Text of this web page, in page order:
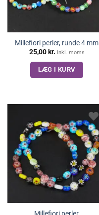
Millefiori perler, runde 4 mm
25,00 kr. inkl. moms
LÆG I KURV
Millefiori perler,